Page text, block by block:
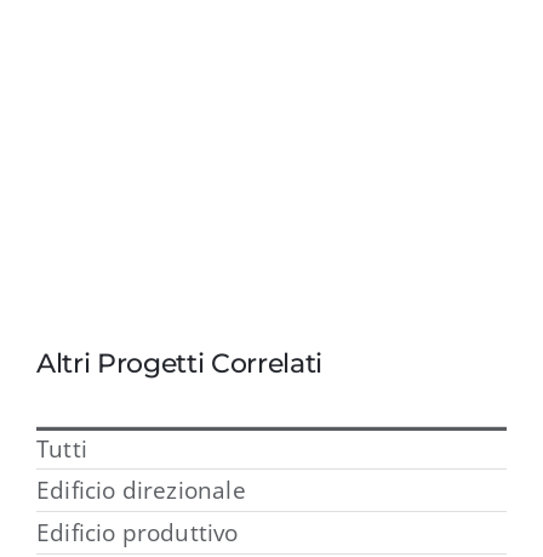
Altri Progetti Correlati
Tutti
Edificio direzionale
Edificio produttivo